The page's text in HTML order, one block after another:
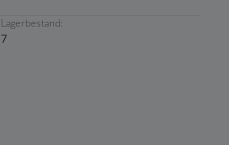
Lagerbestand:
7